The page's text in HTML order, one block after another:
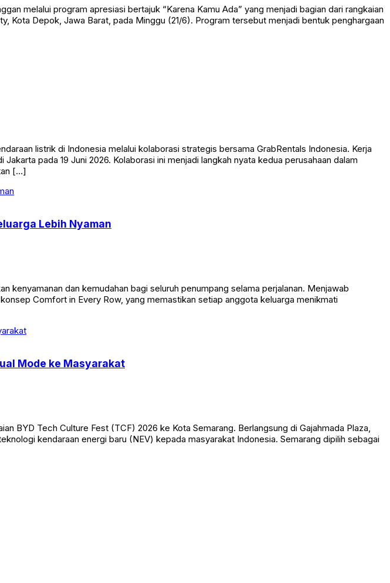
melalui program apresiasi bertajuk “Karena Kamu Ada” yang menjadi bagian dari rangkaian
Kota Depok, Jawa Barat, pada Minggu (21/6). Program tersebut menjadi bentuk penghargaan
listrik di Indonesia melalui kolaborasi strategis bersama GrabRentals Indonesia. Kerja
pada 19 Juni 2026. Kolaborasi ini menjadi langkah nyata kedua perusahaan dalam
[…]
Lebih Nyaman
kenyamanan dan kemudahan bagi seluruh penumpang selama perjalanan. Menjawab
Comfort in Every Row, yang memastikan setiap anggota keluarga menikmati
Mode ke Masyarakat
BYD Tech Culture Fest (TCF) 2026 ke Kota Semarang. Berlangsung di Gajahmada Plaza,
kendaraan energi baru (NEV) kepada masyarakat Indonesia. Semarang dipilih sebagai